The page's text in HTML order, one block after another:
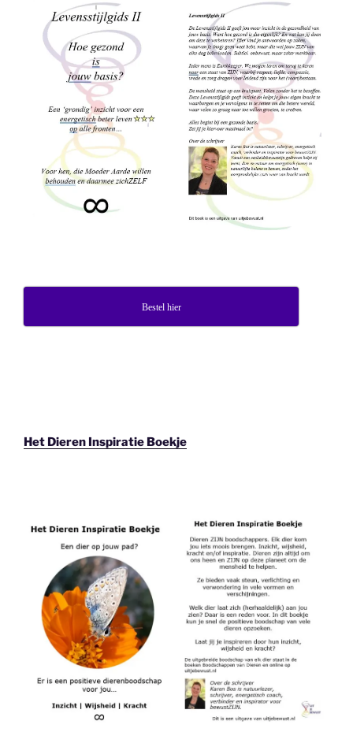
Bestel hier
Het Dieren Inspiratie Boekje